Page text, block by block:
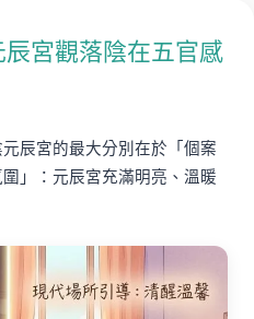
宮觀落陰在五官感
辰宮的最大分別在於「個案
」：元辰宮充滿明亮、溫暖